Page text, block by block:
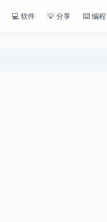
💻 软件 💡 分享 ⌨️ 编程